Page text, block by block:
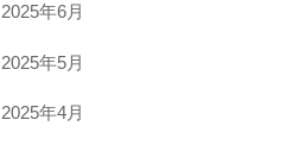
2025年6月
2025年5月
2025年4月